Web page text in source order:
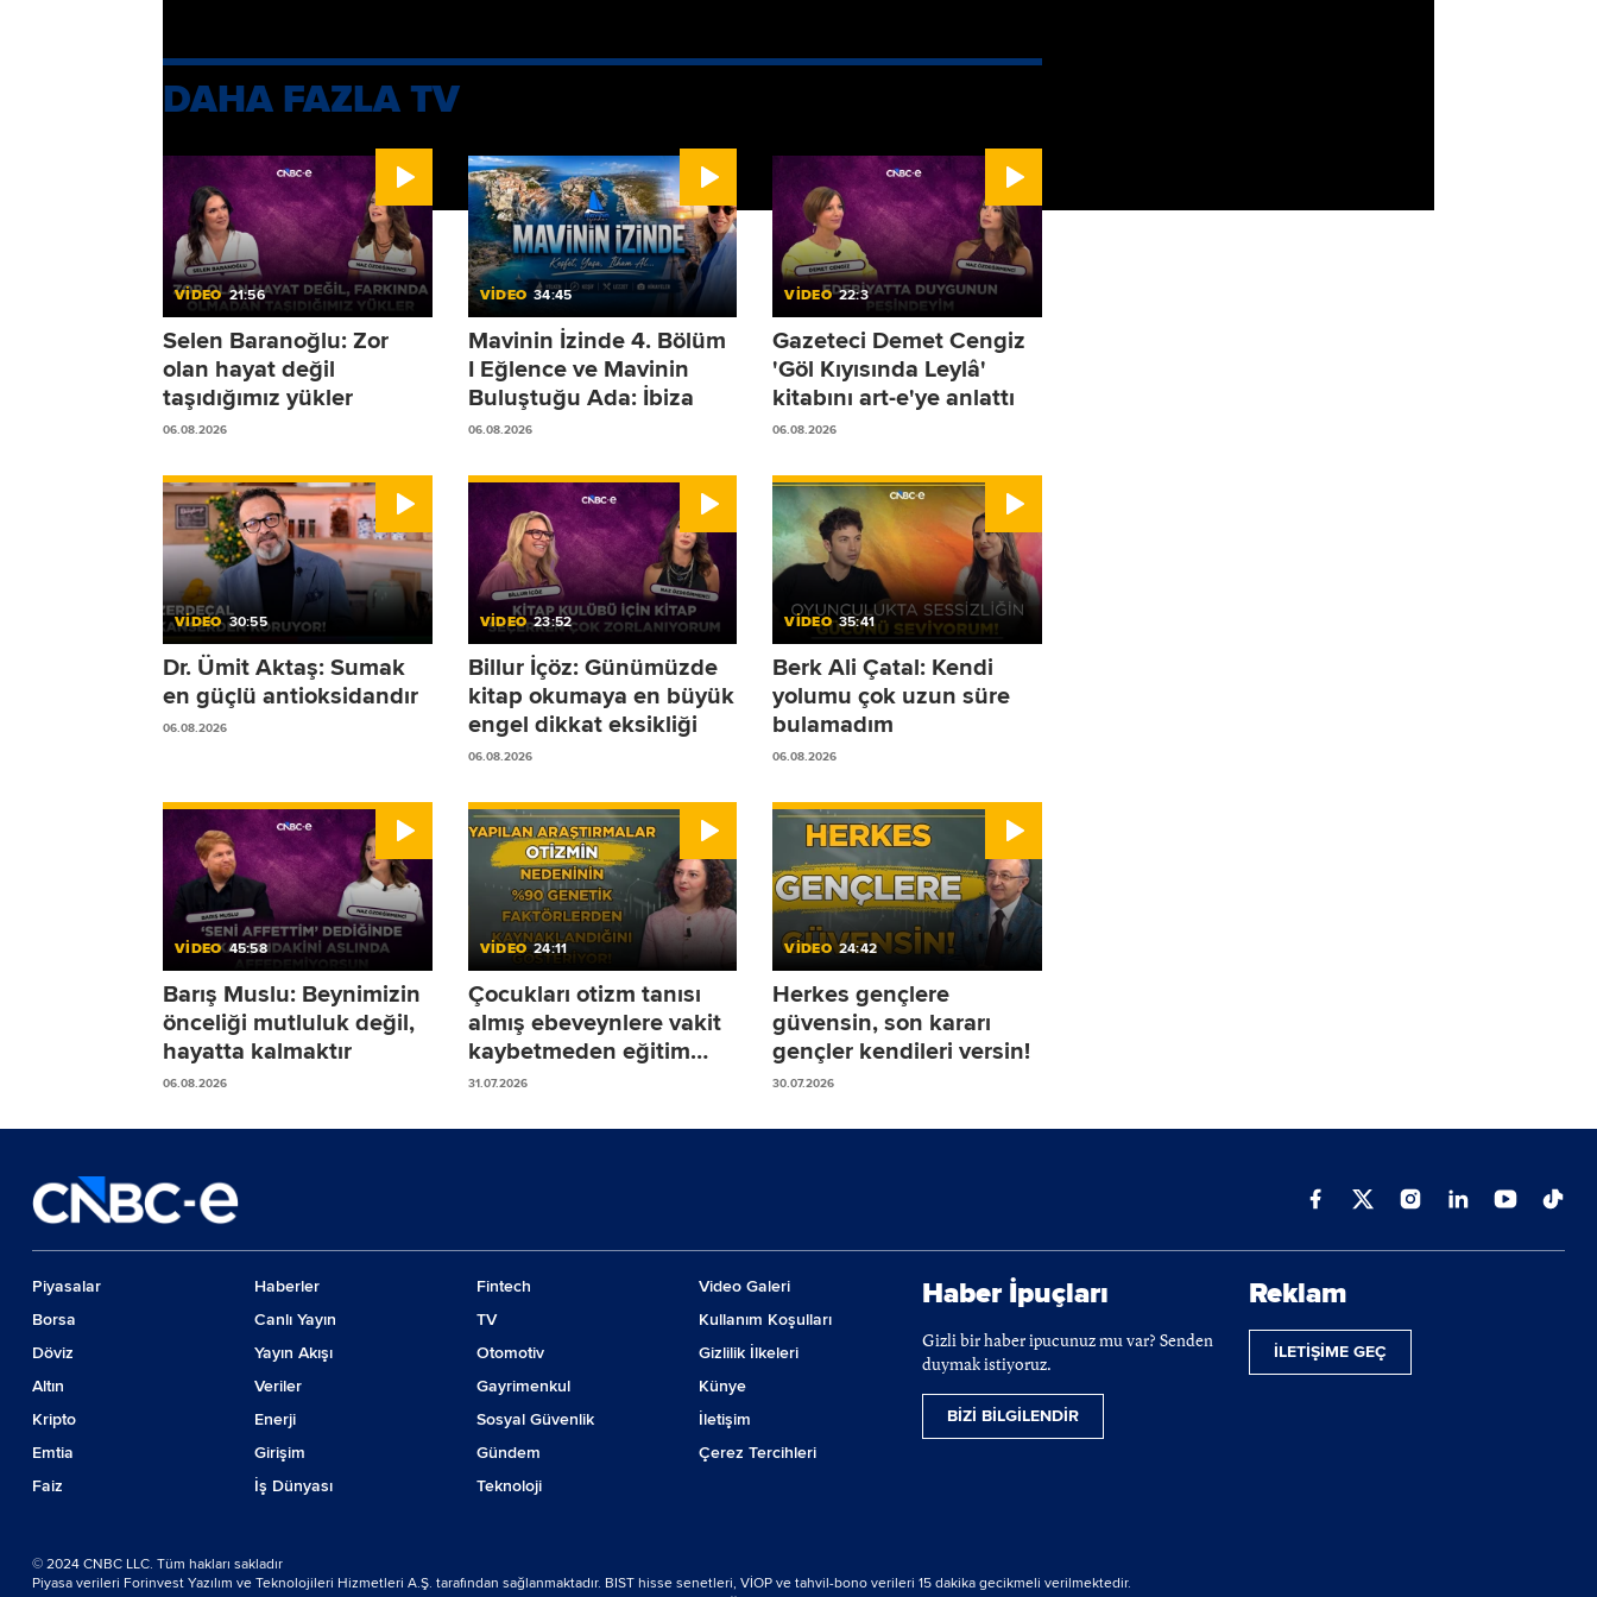
DAHA FAZLA TV
VİDEO 21:56
Selen Baranoğlu: Zor
olan hayat değil
taşıdığımız yükler
06.08.2026
VİDEO 34:45
Mavinin İzinde 4. Bölüm
I Eğlence ve Mavinin
Buluştuğu Ada: İbiza
06.08.2026
VİDEO 22:3
Gazeteci Demet Cengiz
'Göl Kıyısında Leylâ'
kitabını art-e'ye anlattı
06.08.2026
VİDEO 30:55
Dr. Ümit Aktaş: Sumak
en güçlü antioksidandır
06.08.2026
VİDEO 23:52
Billur İçöz: Günümüzde
kitap okumaya en büyük
engel dikkat eksikliği
06.08.2026
VİDEO 35:41
Berk Ali Çatal: Kendi
yolumu çok uzun süre
bulamadım
06.08.2026
VİDEO 45:58
Barış Muslu: Beynimizin
önceliği mutluluk değil,
hayatta kalmaktır
06.08.2026
VİDEO 24:11
Çocukları otizm tanısı
almış ebeveynlere vakit
kaybetmeden eğitim
sürecine başlamalarını
31.07.2026
VİDEO 24:42
Herkes gençlere
güvensin, son kararı
gençler kendileri versin!
30.07.2026
Piyasalar
Borsa
Döviz
Altın
Kripto
Emtia
Faiz
Haberler
Canlı Yayın
Yayın Akışı
Veriler
Enerji
Girişim
İş Dünyası
Fintech
TV
Otomotiv
Gayrimenkul
Sosyal Güvenlik
Gündem
Teknoloji
Video Galeri
Kullanım Koşulları
Gizlilik İlkeleri
Künye
İletişim
Çerez Tercihleri
Haber İpuçları
Gizli bir haber ipucunuz mu var? Senden
duymak istiyoruz.
BİZİ BİLGİLENDİR
Reklam
İLETİŞİME GEÇ
© 2024 CNBC LLC. Tüm hakları sakladır
Piyasa verileri Forinvest Yazılım ve Teknolojileri Hizmetleri A.Ş. tarafından sağlanmaktadır. BIST hisse senetleri, VİOP ve tahvil-bono verileri 15 dakika gecikmeli verilmektedir.